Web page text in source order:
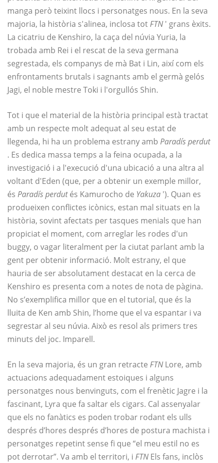
manga però teixint llocs i personatges nous. En la seva
majoria, la història s'alinea, inclosa totFTN' grans èxits.
La cicatriu de Kenshiro, la caça del núvia Yuria, la
trobada amb Rei i el rescat de la seva germana
segrestada, els companys de mà Bat i Lin, així com els
enfrontaments brutals i sagnants amb el germà gelós
Jagi, el noble mestre Toki i l'orgullós Shin.
Tot i que el material de la història principal està tractat
amb un respecte molt adequat al seu estat de
llegenda, hi ha un problema estrany amb Paradís perdut
. Es dedica massa temps a la feina ocupada, a la
investigació i a l'execució d'una ubicació a una altra al
voltant d'Eden (que, per a obtenir un exemple millor,
és Paradís perdutés Kamurocho de Yakuza '). Quan es
produeixen conflictes icònics, estan mal situats en la
història, sovint afectats per tasques menials que han
propiciat el moment, com arreglar les rodes d'un
buggy, o vagar literalment per la ciutat parlant amb la
gent per obtenir informació. Molt estrany, el que
hauria de ser absolutament destacat en la cerca de
Kenshiro es presenta com a notes de nota de pàgina.
No s’exemplifica millor que en el tutorial, que és la
lluita de Ken amb Shin, l’home que el va espantar i va
segrestar al seu núvia. Això es resol als primers tres
minuts del joc. Imparell.
En la seva majoria, és un gran retracte FTNLore, amb
actuacions adequadament estoiques i alguns
personatges nous benvinguts, com el frenètic Jagre i la
fascinant, Lyra que fa saltar els cigars. Cal assenyalar
que els no fanàtics es poden trobar rodant els ulls
després d’hores després d’hores de postura machista i
personatges repetint sense fi que “el meu estil no es
pot derrotar”. Va amb el territori, i FTNEls fans, inclòs